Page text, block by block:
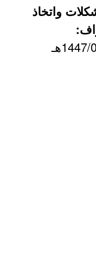
واتخاذ
- يوم الإثنين بتاريخ 1447/02/10هـ